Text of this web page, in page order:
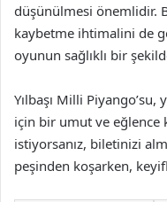
düşünülmesi önemlidir.
kaybetme ihtimalini de
oyunun sağlıklı bir
Yılbaşı Milli
için bir umut ve eğlence
istiyorsanız, biletinizi
peşinden koşarken,